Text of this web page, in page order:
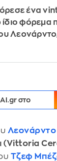
ένα
ίδιο φόρεμα
Λεονάρντο,
στο
Λεονάρντο
(Vittoria
Τζεφ